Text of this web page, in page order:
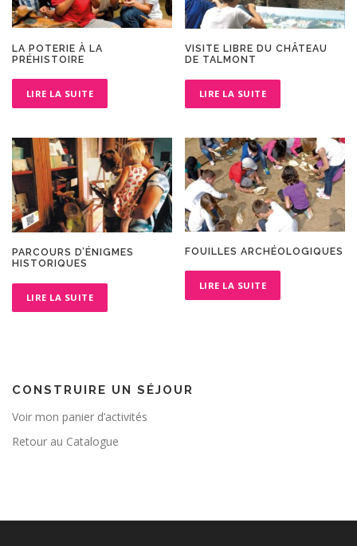
LA POTERIE À LA
PRÉHISTOIRE
LIRE LA SUITE
VISITE LIBRE DU CHÂTEAU
DE TALMONT
LIRE LA SUITE
PARCOURS D’ÉNIGMES
HISTORIQUES
LIRE LA SUITE
FOUILLES ARCHÉOLOGIQUES
LIRE LA SUITE
CONSTRUIRE UN SÉJOUR
Voir mon panier d’activités
Retour au Catalogue